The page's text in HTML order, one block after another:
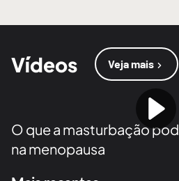
Vídeos Veja mais
O que a masturbação
na menopausa